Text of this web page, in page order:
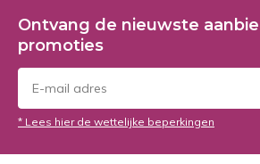
Ontvang de nieuwste
promoties
* Lees hier de wettelijke beperkingen